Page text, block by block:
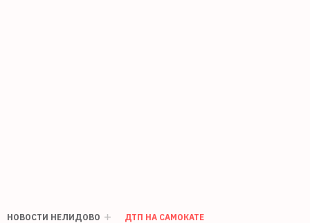
НОВОСТИ НЕЛИДОВО
ДТП НА САМОКАТЕ